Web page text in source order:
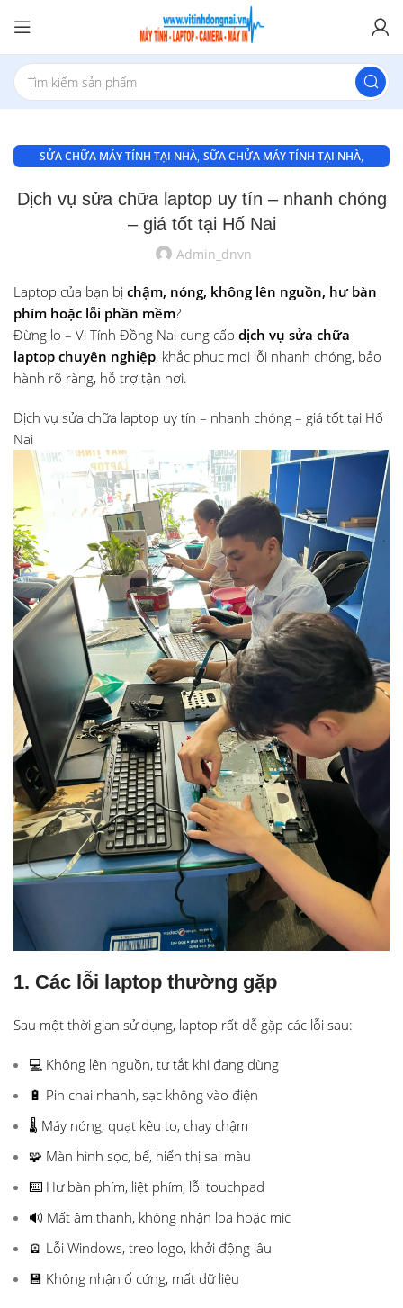
SỬA CHỮA MÁY TÍNH TẠI NHÀ, SỮA CHỬA MÁY TÍNH TẠI NHÀ,
SỬA MÁY TÍNH TẠI NHÀ BIÊN HÒA,
SỬA MÁY TÍNH TẠI NHÀ BIÊN HÒA
Dịch vụ sửa chữa laptop uy tín – nhanh chóng
– giá tốt tại Hố Nai
Admin_dnvn
Laptop của bạn bị chậm, nóng, không lên nguồn, hư bàn
phím hoặc lỗi phần mềm?
Đừng lo – Vi Tính Đồng Nai cung cấp dịch vụ sửa chữa
laptop chuyên nghiệp, khắc phục mọi lỗi nhanh chóng, bảo
hành rõ ràng, hỗ trợ tận nơi.
Dịch vụ sửa chữa laptop uy tín – nhanh chóng – giá tốt tại Hố
Nai
1. Các lỗi laptop thường gặp
Sau một thời gian sử dụng, laptop rất dễ gặp các lỗi sau:
💻 Không lên nguồn, tự tắt khi đang dùng
🔋 Pin chai nhanh, sạc không vào điện
🌡 Máy nóng, quạt kêu to, chạy chậm
🧩 Màn hình sọc, bể, hiển thị sai màu
⌨️ Hư bàn phím, liệt phím, lỗi touchpad
🔊 Mất âm thanh, không nhận loa hoặc mic
🪫 Lỗi Windows, treo logo, khởi động lâu
💾 Không nhận ổ cứng, mất dữ liệu